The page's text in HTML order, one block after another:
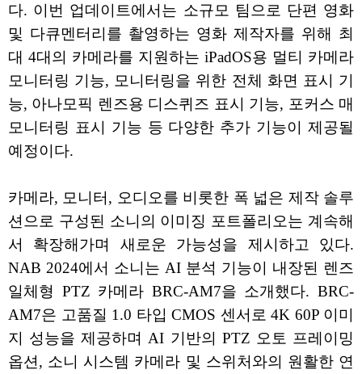
다. 이번 업데이트에서는 소규모 팀으로 단편 영화
및 다큐멘터리를 촬영하는 영화 제작자를 위해 최
대 4대의 카메라를 지원하는 iPadOS용 멀티 카메라
모니터링 기능, 모니터링을 위한 전체 화면 표시 기
능, 아나모픽 렌즈용 디스퀴즈 표시 기능, 포커스 매
모니터링 표시 기능 등 다양한 추가 기능이 제공될
예정이다.
카메라, 모니터, 오디오를 비롯한 폭 넓은 제작 솔루
션으로 구성된 소니의 이미징 포트폴리오는 계속해
서 확장해가며 새로운 가능성을 제시하고 있다.
NAB 2024에서 소니는 AI 분석 기능이 내장된 렌즈
일체형 PTZ 카메라 BRC-AM7을 소개했다. BRC-
AM7은 고품질 1.0 타입 CMOS 센서로 4K 60P 이미
지 성능을 제공하며 AI 기반의 PTZ 오토 프레이밍
옵션, 소니 시스템 카메라 및 스위처와의 원활한 연